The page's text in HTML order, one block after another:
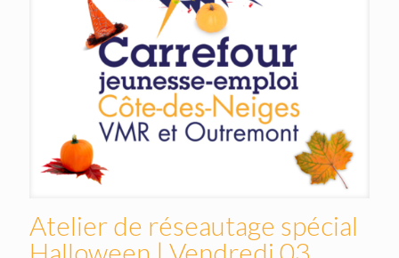
Atelier de réseautage spécial
Halloween | Vendredi 03